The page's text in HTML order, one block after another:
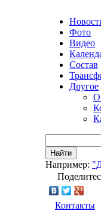
Фото
Видео
Состав
Другое
О
Найти
Например:
Контакты